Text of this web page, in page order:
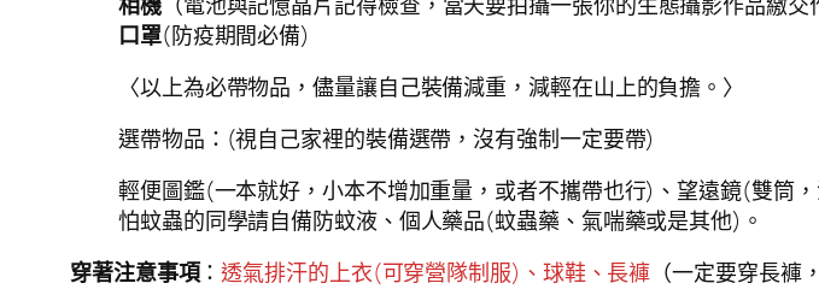
口罩(防疫期間必備)
〈以上為必帶物品，儘量讓自己裝備減重，減輕在山上的負擔。〉
選帶物品：(視自己家裡的裝備選帶，沒有強制一定要帶)
輕便圖鑑(一本就好，小本不增加重量，或者不攜帶也行)、望遠鏡(雙筒
怕蚊蟲的同學請自備防蚊液、個人藥品(蚊蟲藥、氣喘藥或是其他)。
穿著注意事項：透氣排汗的上衣(可穿營隊制服)、球鞋、長褲 （一定要穿長褲